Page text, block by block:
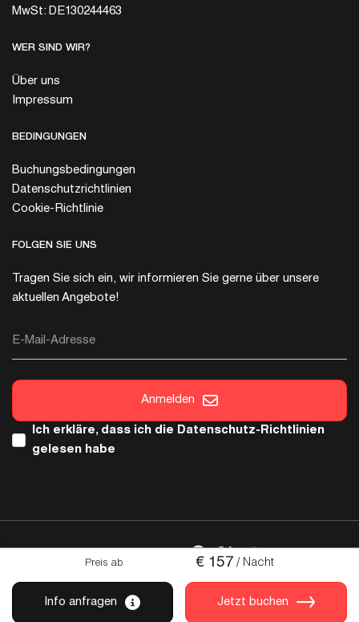
Preis ab € 157 / Nacht
Info anfragen Jetzt buchen
MwSt: DE130244463
WER SIND WIR?
Über uns
Impressum
BEDINGUNGEN
Buchungsbedingungen
Datenschutzrichtlinien
Cookie-Richtlinie
FOLGEN SIE UNS
Tragen Sie sich ein, wir informieren Sie gerne über unsere
aktuellen Angebote!
E-Mail-Adresse
Anmelden
Ich erkläre, dass ich die Datenschutz-Richtlinien
gelesen habe
Urheberrecht © 2026 Italica. Alle Rechte sind reserviert.